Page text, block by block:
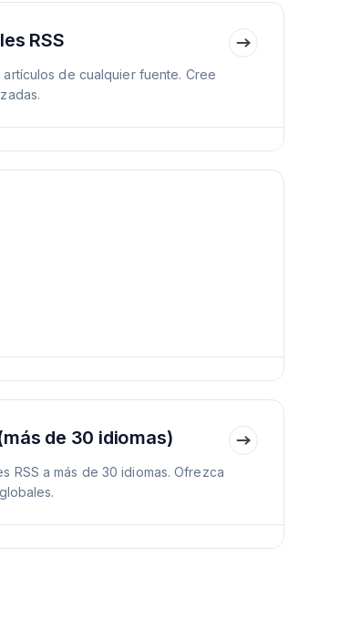
RSS
de cualquier fuente. Cree
de 30 idiomas)
RSS a más de 30 idiomas. Ofrezca